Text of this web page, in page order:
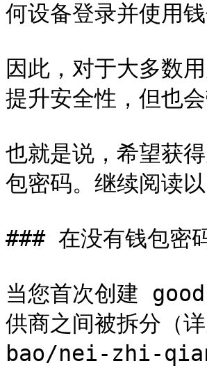
何设备登录并使用
因此，对于大多数
提升安全性，但也
也就是说，希望获
包密码。继续阅读
### 在没有钱包密
当您首次创建
供商之间被拆分
bao/nei-zhi-